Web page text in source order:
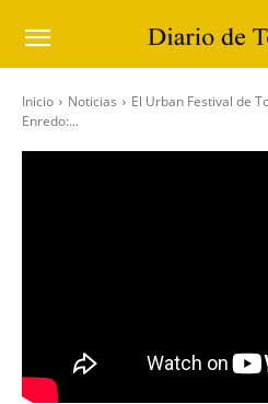
Inicio Noticias
El Urban Festival de
Enredo:...